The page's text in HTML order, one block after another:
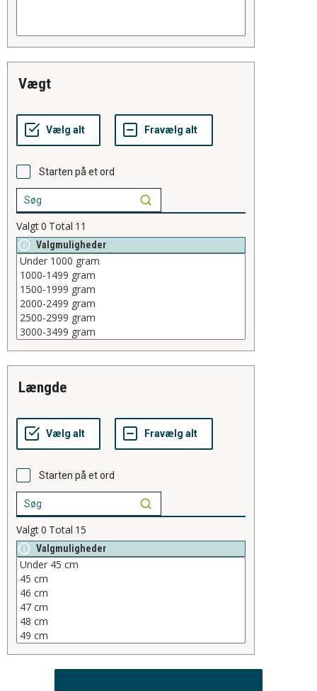
vægt
Starten på et ord
Valgt0 Total 11
Valgmuligheder
længde
Starten på et ord
Valgt0 Total 15
Valgmuligheder